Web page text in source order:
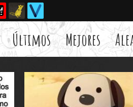
Últimos Mejores